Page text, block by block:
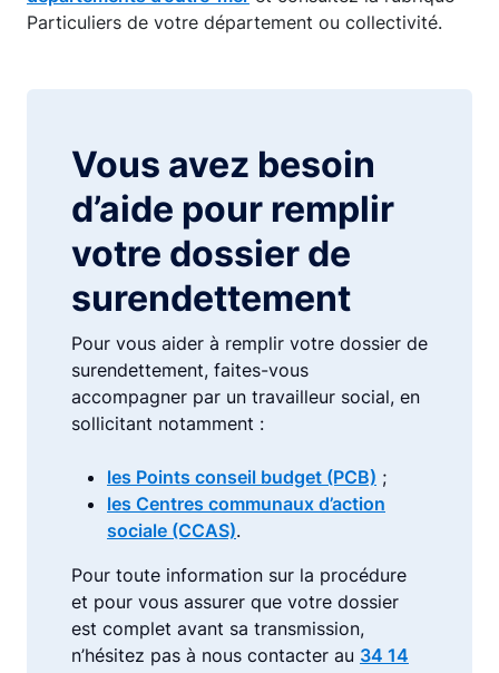
Particuliers de votre département ou collectivité.
Vous avez besoin
d’aide pour remplir
votre dossier de
surendettement
Pour vous aider à remplir votre dossier de
surendettement, faites-vous
accompagner par un travailleur social, en
sollicitant notamment :
les Points conseil budget (PCB) ;
les Centres communaux d’action
sociale (CCAS).
Pour toute information sur la procédure
et pour vous assurer que votre dossier
est complet avant sa transmission,
n’hésitez pas à nous contacter au 34 14